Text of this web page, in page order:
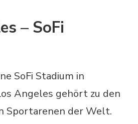
– SoFi
SoFi Stadium in
Angeles gehört zu den
Sportarenen der Welt.